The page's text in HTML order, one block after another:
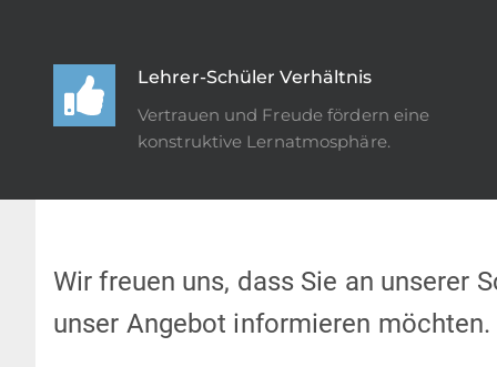
Lehrer-Schüler Verhältnis
Vertrauen und Freude fördern eine
konstruktive Lernatmosphäre.
Wir freuen uns, dass Sie an unserer
unser Angebot informieren möchten.